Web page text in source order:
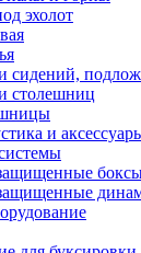
эхолот
сидений,
столешниц
и